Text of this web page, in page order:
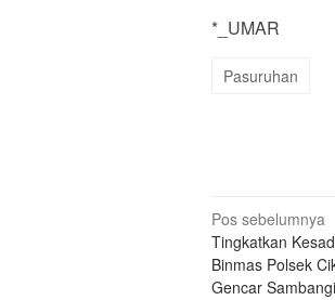
*_UMAR
Pasuruhan
Navigasi
pos
Pos sebelumnya
Tingkatkan
Binmas Polsek
Gencar